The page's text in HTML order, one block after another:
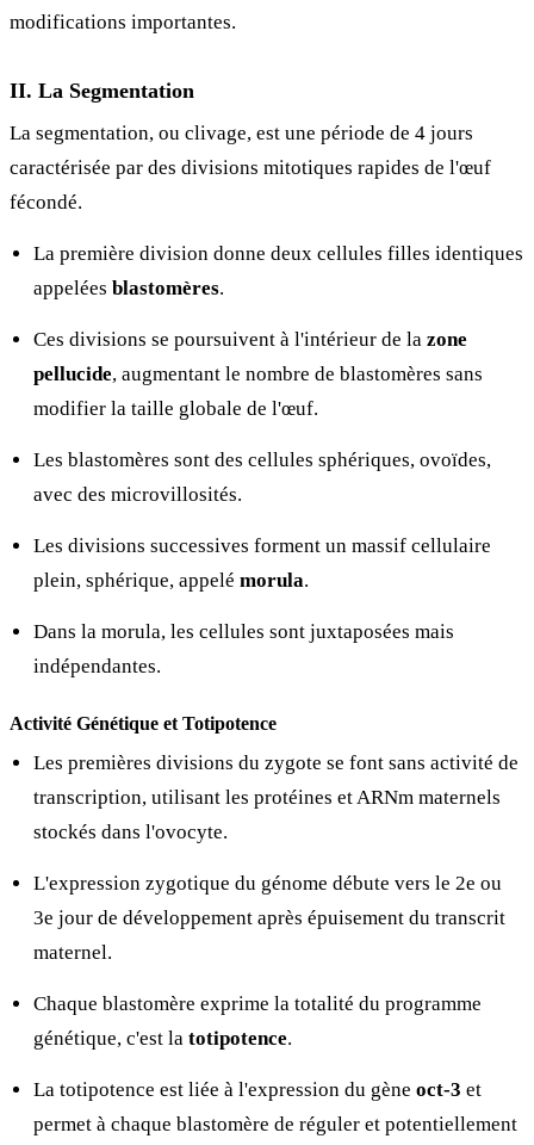
modifications importantes.
II. La Segmentation
La segmentation, ou clivage, est une période de 4 jours
caractérisée par des divisions mitotiques rapides de l'œuf
fécondé.
La première division donne deux cellules filles identiques
appelées blastomères.
Ces divisions se poursuivent à l'intérieur de la zone
pellucide, augmentant le nombre de blastomères sans
modifier la taille globale de l'œuf.
Les blastomères sont des cellules sphériques, ovoïdes,
avec des microvillosités.
Les divisions successives forment un massif cellulaire
plein, sphérique, appelé morula.
Dans la morula, les cellules sont juxtaposées mais
indépendantes.
Activité Génétique et Totipotence
Les premières divisions du zygote se font sans activité de
transcription, utilisant les protéines et ARNm maternels
stockés dans l'ovocyte.
L'expression zygotique du génome débute vers le 2e ou
3e jour de développement après épuisement du transcrit
maternel.
Chaque blastomère exprime la totalité du programme
génétique, c'est la totipotence.
La totipotence est liée à l'expression du gène oct-3 et
permet à chaque blastomère de réguler et potentiellement